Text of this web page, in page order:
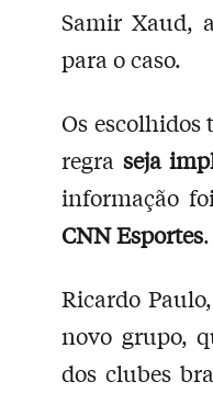
Samir Xaud,
para o caso.
Os
regra seja
informação
CNN Esportes.
Ricardo
novo grupo,
dos clubes